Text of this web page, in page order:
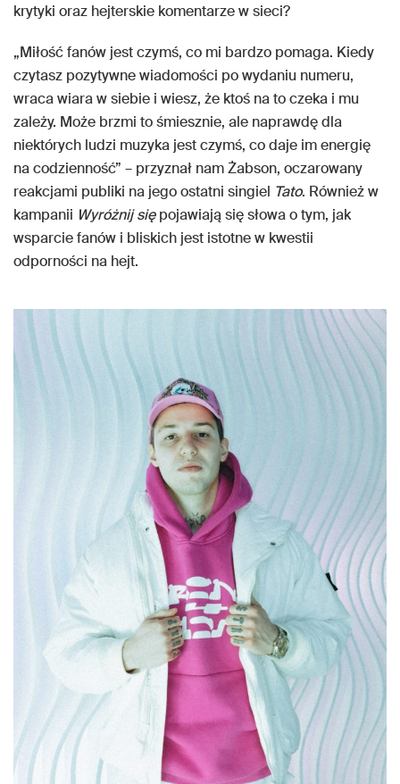
krytyki oraz hejterskie komentarze w sieci?
„Miłość fanów jest czymś, co mi bardzo pomaga. Kiedy
czytasz pozytywne wiadomości po wydaniu numeru,
wraca wiara w siebie i wiesz, że ktoś na to czeka i mu
zależy. Może brzmi to śmiesznie, ale naprawdę dla
niektórych ludzi muzyka jest czymś, co daje im energię
na codzienność” – przyznał nam Żabson, oczarowany
reakcjami publiki na jego ostatni singiel Tato. Również w
kampanii Wyróżnij siępojawiają się słowa o tym, jak
wsparcie fanów i bliskich jest istotne w kwestii
odporności na hejt.